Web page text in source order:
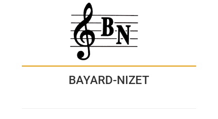
BAYARD-NIZET